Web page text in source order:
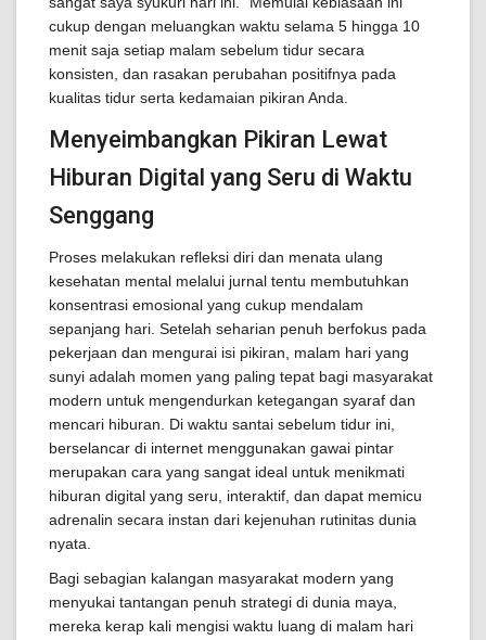
cukup dengan meluangkan waktu selama 5 hingga 10
menit saja setiap malam sebelum tidur secara
konsisten, dan rasakan perubahan positifnya pada
kualitas tidur serta kedamaian pikiran Anda.
Menyeimbangkan Pikiran Lewat
Hiburan Digital yang Seru di Waktu
Senggang
Proses melakukan refleksi diri dan menata ulang
kesehatan mental melalui jurnal tentu membutuhkan
konsentrasi emosional yang cukup mendalam
sepanjang hari. Setelah seharian penuh berfokus pada
pekerjaan dan mengurai isi pikiran, malam hari yang
sunyi adalah momen yang paling tepat bagi masyarakat
modern untuk mengendurkan ketegangan syaraf dan
mencari hiburan. Di waktu santai sebelum tidur ini,
berselancar di internet menggunakan gawai pintar
merupakan cara yang sangat ideal untuk menikmati
hiburan digital yang seru, interaktif, dan dapat memicu
adrenalin secara instan dari kejenuhan rutinitas dunia
nyata.
Bagi sebagian kalangan masyarakat modern yang
menyukai tantangan penuh strategi di dunia maya,
mereka kerap kali mengisi waktu luang di malam hari